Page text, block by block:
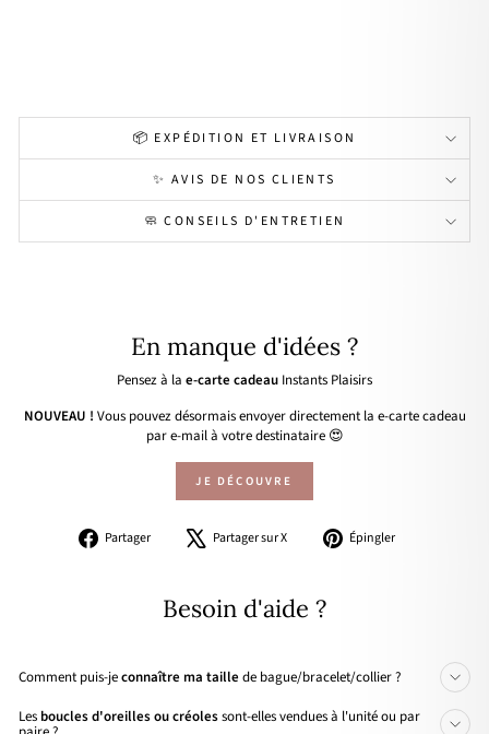
📦 EXPÉDITION ET LIVRAISON
✨ AVIS DE NOS CLIENTS
🧼 CONSEILS D'ENTRETIEN
En manque d'idées ?
Pensez à la e-carte cadeau Instants Plaisirs
NOUVEAU ! Vous pouvez désormais envoyer directement la e-carte cadeau
par e-mail à votre destinataire 😍
JE DÉCOUVRE
Partager
PartagerPartager sur X
Tweeter Épingler
Besoin d'aide ?
Comment puis-jeconnaître ma taille de bague/bracelet/collier ?
Les boucles d'oreilles ou créolessont-elles vendues à l'unité ou par